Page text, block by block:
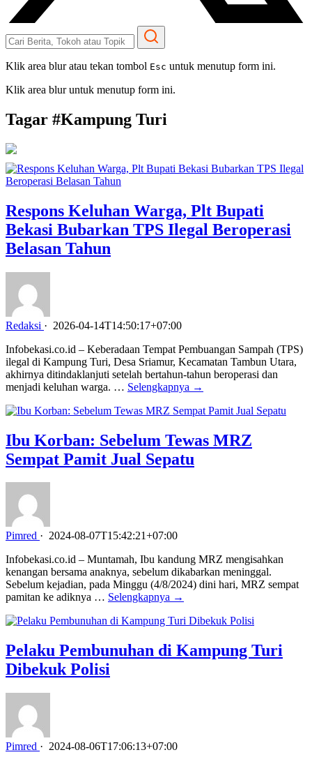
Klik area blur atau tekan tombol Esc untuk menutup form ini.
Klik area blur untuk menutup form ini.
Tagar #Kampung Turi
Respons Keluhan Warga, Plt Bupati
Bekasi Bubarkan TPS Ilegal Beroperasi
Belasan Tahun
Redaksi · 2026-04-14T14:50:17+07:00
Infobekasi.co.id – Keberadaan Tempat Pembuangan Sampah (TPS)
ilegal di Kampung Turi, Desa Sriamur, Kecamatan Tambun Utara,
akhirnya ditindaklanjuti setelah bertahun-tahun beroperasi dan
menjadi keluhan warga. … Selengkapnya →
Ibu Korban: Sebelum Tewas MRZ
Sempat Pamit Jual Sepatu
Pimred · 2024-08-07T15:42:21+07:00
Infobekasi.co.id – Muntamah, Ibu kandung MRZ mengisahkan
kenangan bersama anaknya, sebelum dikabarkan meninggal.
Sebelum kejadian, pada Minggu (4/8/2024) dini hari, MRZ sempat
pamitan ke adiknya … Selengkapnya →
Pelaku Pembunuhan di Kampung Turi
Dibekuk Polisi
Pimred · 2024-08-06T17:06:13+07:00